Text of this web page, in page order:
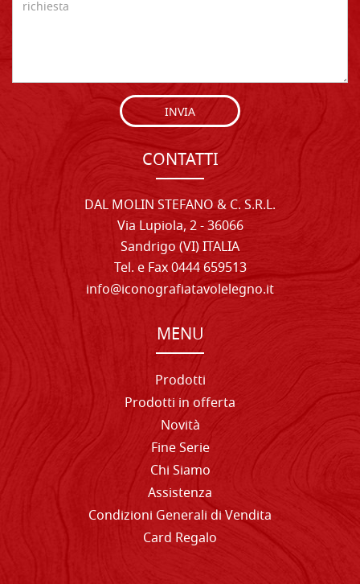
INVIA
CONTATTI
DAL MOLIN STEFANO & C. S.R.L.
Via Lupiola, 2 - 36066
Sandrigo (VI) ITALIA
Tel. e Fax 0444 659513
info@iconografiatavolelegno.it
MENU
Prodotti
Prodotti in offerta
Novità
Fine Serie
Chi Siamo
Assistenza
Condizioni Generali di Vendita
Card Regalo